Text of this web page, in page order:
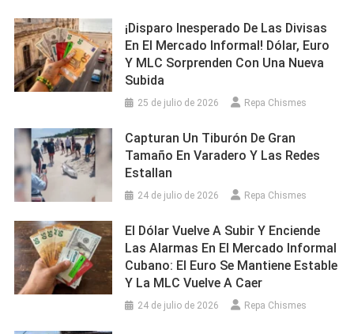
¡Disparo Inesperado De Las Divisas
En El Mercado Informal! Dólar, Euro
Y MLC Sorprenden Con Una Nueva
Subida
25 de julio de 2026 Repa Chismes
Capturan Un Tiburón De Gran
Tamaño En Varadero Y Las Redes
Estallan
24 de julio de 2026 Repa Chismes
El Dólar Vuelve A Subir Y Enciende
Las Alarmas En El Mercado Informal
Cubano: El Euro Se Mantiene Estable
Y La MLC Vuelve A Caer
24 de julio de 2026 Repa Chismes